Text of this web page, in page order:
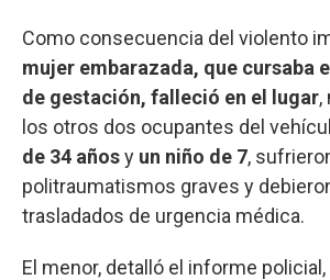
Como consecuencia del violento
mujer embarazada, que cursaba
de gestación, falleció en el lugar,
los otros dos ocupantes del
de 34 añosy un niño de 7,
politraumatismos graves y
trasladados de urgencia médica.
El menor, detalló el informe